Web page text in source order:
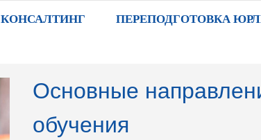
КОНСАЛТИНГ
ПЕРЕПОДГОТОВКА
Основные
обучения